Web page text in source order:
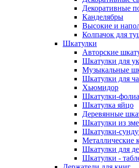
Декоративные
Канделябры
Высокие и
Колпачок для
Шкатулки
Авторские
Шкатулки для
Музыкальные
Шкатулки для
Хьюмидор
Шкатулки-
Шкатулка яйцо
Деревянные
Шкатулки из
Шкатулки-
Металлические
Шкатулки для
Шкатулки -